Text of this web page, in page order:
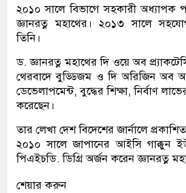
২০১০ সালে বিভাগে সহকারী অধ্যাপক
জ্ঞানরত্ন মহাথের। ২০১৩ সালে
তিনি।
ড. জ্ঞানরত্ন মহাথের দি ওয়ে অব
থেরবাদে বুড্ডিজম ও দি অরিজিন অব
ডেভেলাপমেন্ট, বুদ্ধের শিক্ষা, নির্বাণ
করেছেন।
তার লেখা দেশ বিদেশের জার্নালে
২০১০ সালে জাপানের আইসি গাক্কুন
পিএইচডি. ডিগ্রি অর্জন করেন জ্ঞানরত্ন
শেয়ার করুন